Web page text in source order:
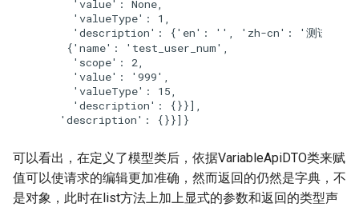
     'value': None,
     'valueType': 1,
'description': {'en': '', 'zh-cn': '测试中文
    {'name': 'test_user_num',
     'scope': 2,
     'value': '999',
     'valueType': 15,
     'description': {}}],
可以看出，在定义了模型类后，依据VariableApiDTO类来赋
值可以使请求的编辑更加准确，然而返回的仍然是字典，不
是对象，此时在list方法上加上显式的参数和返回的类型声